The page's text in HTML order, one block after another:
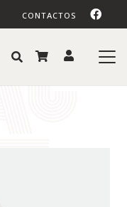
CONTACTOS